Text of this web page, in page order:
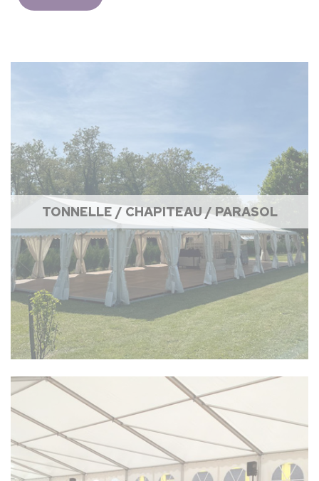
TONNELLE / CHAPITEAU / PARASOL